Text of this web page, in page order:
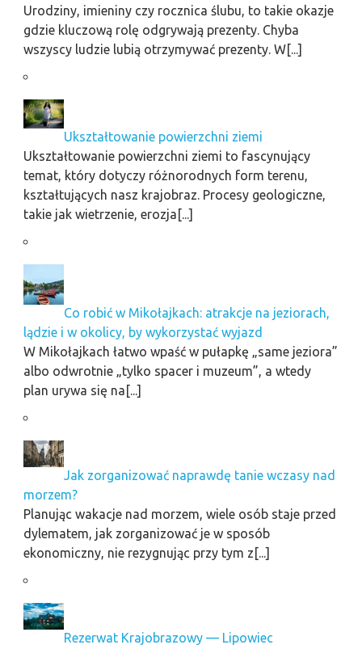
Urodziny, imieniny czy rocznica ślubu, to takie okazje
gdzie kluczową rolę odgrywają prezenty. Chyba
wszyscy ludzie lubią otrzymywać prezenty. W[...]
Ukształtowanie powierzchni ziemi
Ukształtowanie powierzchni ziemi to fascynujący
temat, który dotyczy różnorodnych form terenu,
kształtujących nasz krajobraz. Procesy geologiczne,
takie jak wietrzenie, erozja[...]
Co robić w Mikołajkach: atrakcje na jeziorach,
lądzie i w okolicy, by wykorzystać wyjazd
W Mikołajkach łatwo wpaść w pułapkę „same jeziora”
albo odwrotnie „tylko spacer i muzeum”, a wtedy
plan urywa się na[...]
Jak zorganizować naprawdę tanie wczasy nad
morzem?
Planując wakacje nad morzem, wiele osób staje przed
dylematem, jak zorganizować je w sposób
ekonomiczny, nie rezygnując przy tym z[...]
Rezerwat Krajobrazowy — Lipowiec